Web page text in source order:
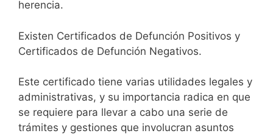
herencia.
Existen Certificados de Defunción Positivos y
Certificados de Defunción Negativos.
Este certificado tiene varias utilidades legales y
administrativas, y su importancia radica en que
se requiere para llevar a cabo una serie de
trámites y gestiones que involucran asuntos